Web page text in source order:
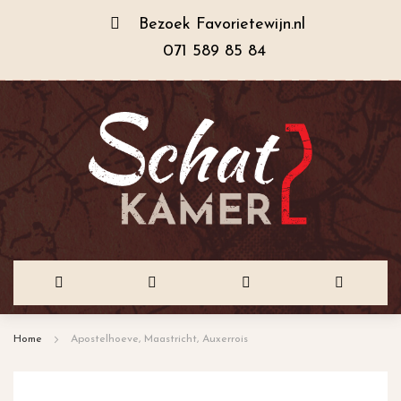
Bezoek Favorietewijn.nl
071 589 85 84
Home Apostelhoeve, Maastricht, Auxerrois